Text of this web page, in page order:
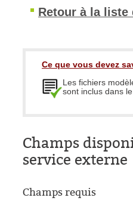
Retour à la
Ce que vous devez
Les fichiers
sont inclus dans
Champs
service externe
Champs requis